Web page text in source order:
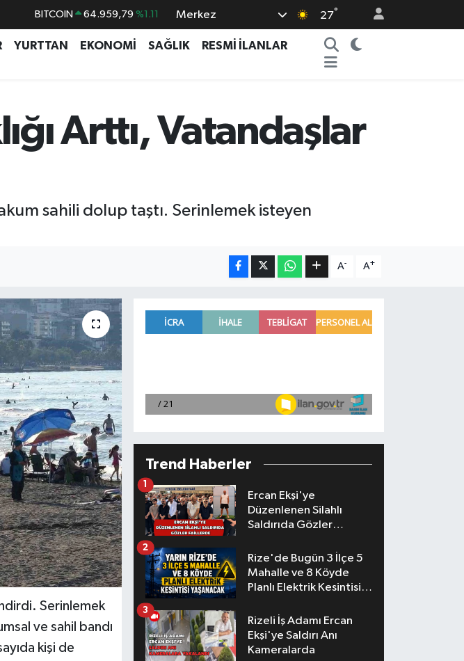
BITCOIN 64.959,79 %1.11
DOLAR 47,7436 %0.18
GRAM ALTIN %0.03
BİST100 13.779 %-14
Merkez 27°
YURTTAN EKONOMİ SAĞLIK
RESMİ İLANLAR
Arttı, Vatandaşlar
sahili dolup taştı. Serinlemek isteyen
A- A+
Serinlemek
ve sahil bandı
kişi de
Trend Haberler
Ercan Ekşi'ye
Düzenlenen Silahlı
Saldırıda Gözler
1
Rize'de Bugün 3 İlçe 5
Mahalle ve 8 Köyde
Planlı Elektrik Kesintisi
2
Rizeli İş Adamı Ercan
Ekşi'ye Saldırı Anı
Kameralarda
3